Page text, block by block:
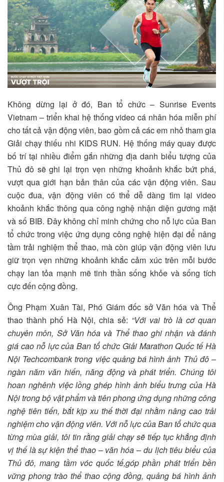
Không dừng lại ở đó, Ban tổ chức – Sunrise Events
Vietnam – triển khai hệ thống video cá nhân hóa miễn phí
cho tất cả vận động viên, bao gồm cả các em nhỏ tham gia
Giải chạy thiếu nhi KIDS RUN. Hệ thống máy quay được
bố trí tại nhiều điểm gắn những địa danh biểu tượng của
Thủ đô sẽ ghi lại trọn vẹn những khoảnh khắc bứt phá,
vượt qua giới hạn bản thân của các vận động viên. Sau
cuộc đua, vận động viên có thể dễ dàng tìm lại video
khoảnh khắc thông qua công nghệ nhận diện gương mặt
và số BIB. Đây không chỉ minh chứng cho nỗ lực của Ban
tổ chức trong việc ứng dụng công nghệ hiện đại để nâng
tầm trải nghiệm thể thao, mà còn giúp vận động viên lưu
giữ trọn vẹn những khoảnh khắc cảm xúc trên mỗi bước
chạy lan tỏa mạnh mẽ tinh thần sống khỏe và sống tích
cực đến cộng đồng.
Ông Phạm Xuân Tài, Phó Giám đốc sở Văn hóa và Thể
thao thành phố Hà Nội, chia sẻ: “Với vai trò là cơ quan
chuyên môn, Sở Văn hóa và Thể thao ghi nhận và đánh
giá cao nỗ lực của Ban tổ chức Giải Marathon Quốc tế Hà
Nội Techcombank trong việc quảng bá hình ảnh Thủ đô –
ngàn năm văn hiến, năng động và phát triển. Chúng tôi
hoan nghênh việc lồng ghép hình ảnh biểu trưng của Hà
Nội trong bộ vật phẩm và tiên phong ứng dụng những công
nghệ tiên tiến, bắt kịp xu thế thời đại nhằm nâng cao trải
nghiệm cho vận động viên. Với nỗ lực của Ban tổ chức qua
từng mùa giải, tôi tin rằng giải chạy sẽ tiếp tục khẳng định
vị thế là sự kiện thể thao – văn hóa – du lịch tiêu biểu của
Thủ đô, mang tầm vóc quốc tế,góp phần phát triển bền
vững phong trào thể thao cộng đồng, quảng bá hình ảnh